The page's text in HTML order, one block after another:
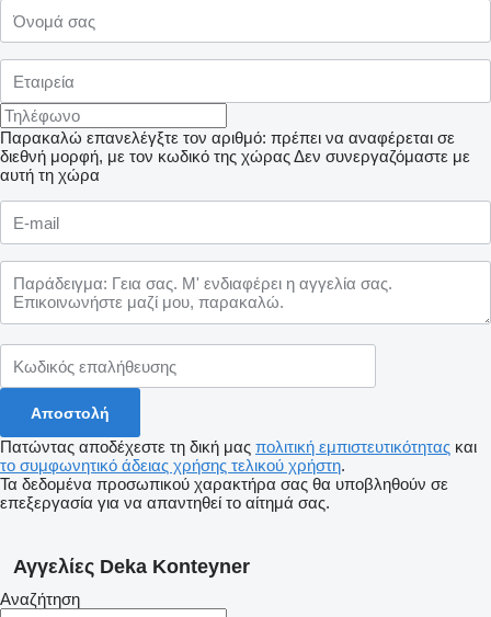
Παρακαλώ επανελέγξτε τον αριθμό: πρέπει να αναφέρεται σε
διεθνή μορφή, με τον κωδικό της χώραςΔεν συνεργαζόμαστε με
αυτή τη χώρα
Πατώντας αποδέχεστε τη δική μας πολιτική εμπιστευτικότητας και
το συμφωνητικό άδειας χρήσης τελικού χρήστη.
Τα δεδομένα προσωπικού χαρακτήρα σας θα υποβληθούν σε
επεξεργασία για να απαντηθεί το αίτημά σας.
Αγγελίες Deka Konteyner
Αναζήτηση